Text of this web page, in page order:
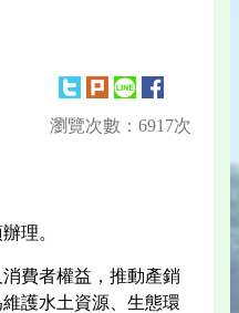
瀏覽次數：6917次
理。
費者權益，推動產銷
護水土資源、生態環